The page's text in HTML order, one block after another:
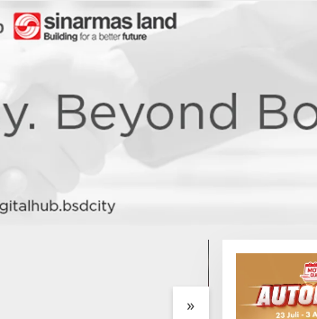
»
Vinícius Júnior ke Arsenal:
Transfer Penuh Risiko